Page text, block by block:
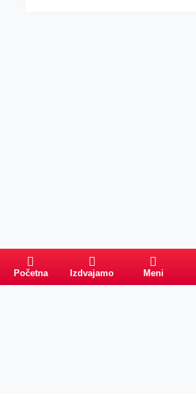
Početna Izdvajamo Meni